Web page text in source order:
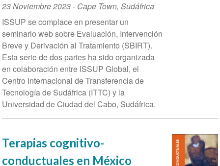
Event
Date
23 Noviembre 2023- Cape Town, Sudáfrica
ISSUP se complace en presentar un
seminario web sobre Evaluación, Intervención
Breve y Derivación al Tratamiento (SBIRT).
Esta serie de dos partes ha sido organizada
en colaboración entre ISSUP Global, el
Centro Internacional de Transferencia de
Tecnología de Sudáfrica (ITTC) y la
Universidad de Ciudad del Cabo, Sudáfrica.
Terapias cognitivo-
conductuales en México